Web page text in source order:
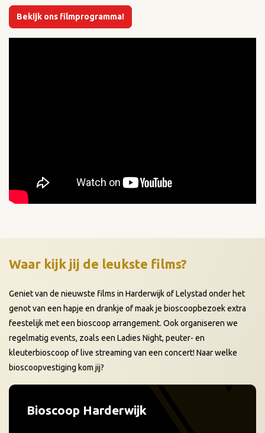
Bekijk ons filmprogramma!
Waar kijk jij de leukste films?
Geniet van de nieuwste films in Harderwijk of Lelystad onder het
genot van een hapje en drankje of maak je bioscoopbezoek extra
feestelijk met een bioscoop arrangement. Ook organiseren we
regelmatig events, zoals een Ladies Night, peuter- en
kleuterbioscoop of live streaming van een concert! Naar welke
bioscoopvestiging kom jij?
Bioscoop Harderwijk